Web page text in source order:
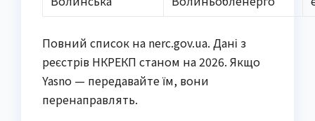
Повний список на nerc.gov.ua. Дані з
реєстрів НКРЕКП станом на 2026. Якщо
Yasno — передавайте їм, вони
перенаправлять.